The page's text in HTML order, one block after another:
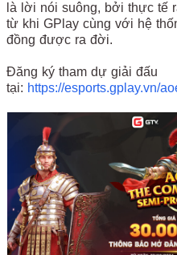
là lời nói suông, bởi thực tế
từ khi GPlay cùng với hệ
đồng được ra đời.
Đăng ký tham dự giải đấu
tại: https://esports.gplay.vn/